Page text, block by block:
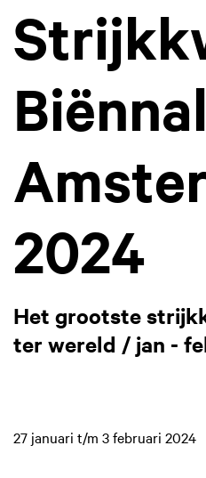
2024
Het grootste
ter wereld / jan -
27 januari t/m 3 februari 2024